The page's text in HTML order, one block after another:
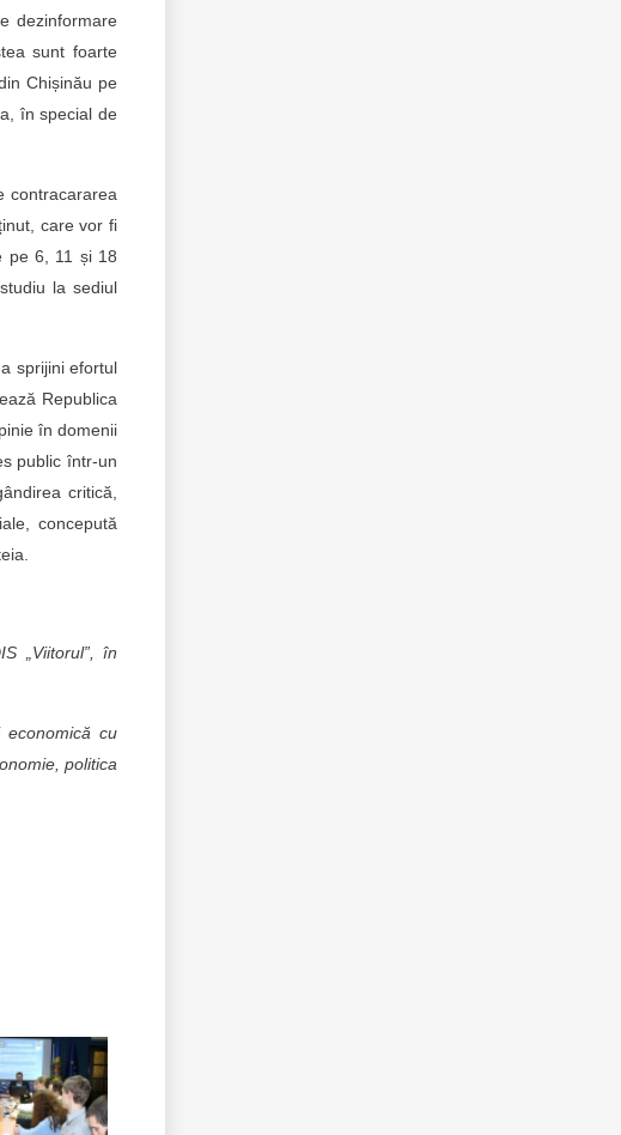
dezinformare
sunt foarte
Chișinău pe
în special de
contracararea
care vor fi
pe 6, 11 și 18
la sediul
sprijini efortul
Republica
în domenii
public într-un
critică,
concepută
„Viitorul”, în
cu
politica